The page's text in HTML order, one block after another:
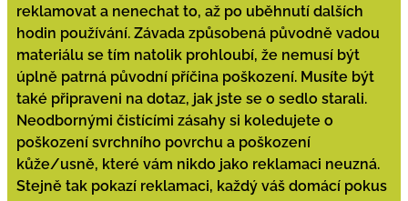
reklamovat a nenechat to, až po uběhnutí dalších
hodin používání. Závada způsobená původně vadou
materiálu se tím natolik prohloubí, že nemusí být
úplně patrná původní příčina poškození. Musíte být
také připraveni na dotaz, jak jste se o sedlo starali.
Neodbornými čistícími zásahy si koledujete o
poškození svrchního povrchu a poškození
kůže/usně, které vám nikdo jako reklamaci neuzná.
Stejně tak pokazí reklamaci, každý váš domácí pokus